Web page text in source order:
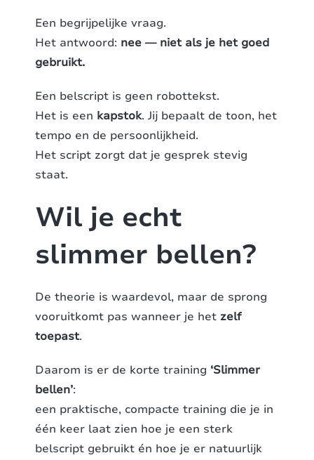
Een begrijpelijke vraag.
Het antwoord: nee — niet als je het goed
gebruikt.
Een belscript is geen robottekst.
Het is een kapstok. Jij bepaalt de toon, het
tempo en de persoonlijkheid.
Het script zorgt dat je gesprek stevig
staat.
Wil je echt
slimmer bellen?
De theorie is waardevol, maar de sprong
vooruitkomt pas wanneer je het zelf
toepast.
Daarom is er de korte training ‘Slimmer
bellen’:
een praktische, compacte training die je in
één keer laat zien hoe je een sterk
belscript gebruikt én hoe je er natuurlijk